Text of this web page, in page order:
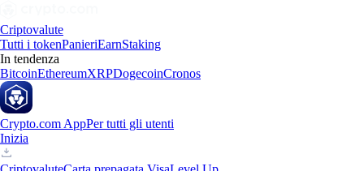
Criptovalute
Tutti i tokenPanieriEarnStaking
In tendenza
BitcoinEthereumXRPDogecoinCronos
Crypto.com AppPer tutti gli utenti
Inizia